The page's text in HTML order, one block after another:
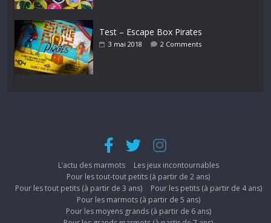
Test – Escape Box Pirates
3 mai 2018 2 Comments
L’actu des marmots
Les jeux incontournables
Pour les tout-tout petits (à partir de 2 ans)
Pour les tout petits (à partir de 3 ans)
Pour les petits (à partir de 4 ans)
Pour les marmots (à partir de 5 ans)
Pour les moyens grands (à partir de 6 ans)